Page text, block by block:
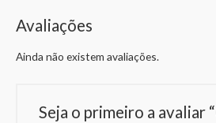
Avaliações
Ainda não existem avaliações.
Seja o primeiro a avaliar